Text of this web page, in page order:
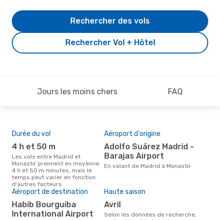
Rechercher Vol + Hôtel
Rechercher des vols
Jours les moins chers FAQ
Durée du vol
4 h et 50 m
Les vols entre Madrid et
Monastir prennent en moyenne
4 h et 50 m minutes, mais le
temps peut varier en fonction
d'autres facteurs
Aéroport d'origine
Adolfo Suárez Madrid -
Barajas Airport
En volant de Madrid à Monastir
Aéroport de destination
Habib Bourguiba
International Airport
Haute saison
avril
Selon les données de recherche,